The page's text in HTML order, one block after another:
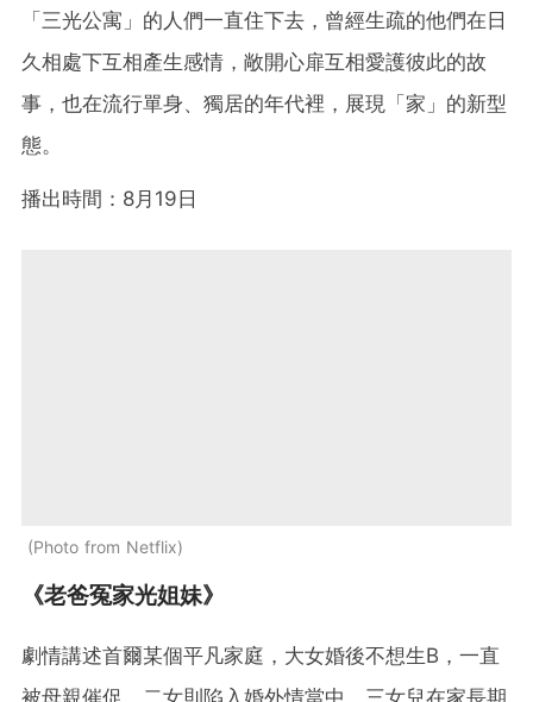
「三光公寓」的人們一直住下去，曾經生疏的他們在日
久相處下互相產生感情，敞開心扉互相愛護彼此的故
事，也在流行單身、獨居的年代裡，展現「家」的新型
態。
播出時間：8月19日
Photo from Netflix
《老爸冤家光姐妹》
劇情講述首爾某個平凡家庭，大女婚後不想生B，一直
被母親催促，二女則陷入婚外情當中，三女兒在家長期